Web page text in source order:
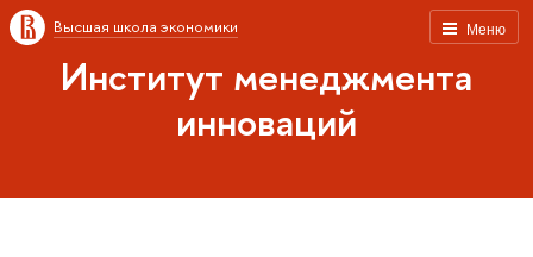
Меню
Высшая школа экономики
Институт менеджмента
инноваций